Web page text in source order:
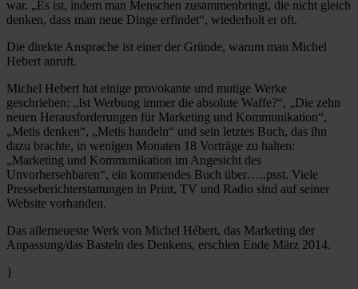
war. „Es ist, indem man Menschen zusammenbringt, die nicht gleich
denken, dass man neue Dinge erfindet“, wiederholt er oft.
Die direkte Ansprache ist einer der Gründe, warum man Michel
Hebert anruft.
Michel Hebert hat einige provokante und mutige Werke
geschrieben: „Ist Werbung immer die absolute Waffe?“, „Die zehn
neuen Herausforderungen für Marketing und Kommunikation“,
„Metis denken“, „Metis handeln“ und sein letztes Buch, das ihn
dazu brachte, in wenigen Monaten 18 Vorträge zu halten:
„Marketing und Kommunikation im Angesicht des
Unvorhersehbaren“, ein kommendes Buch über…..psst. Viele
Presseberichterstattungen in Print, TV und Radio sind auf seiner
Website vorhanden.
Das allerneueste Werk von Michel Hébert, das Marketing der
Anpassung/das Basteln des Denkens, erschien Ende März 2014.
}